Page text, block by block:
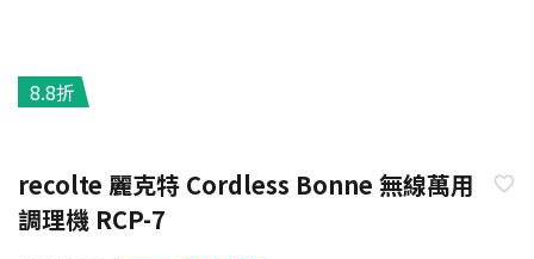
8.8折
recolte 麗克特 Cordless Bonne 無線萬用
調理機 RCP-7